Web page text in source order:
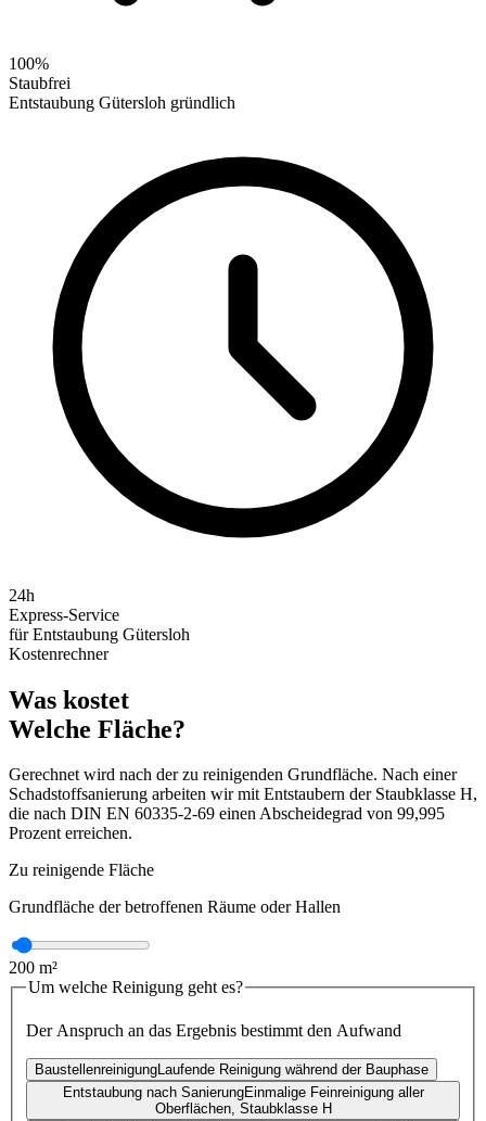
100%
Staubfrei
Entstaubung Gütersloh gründlich
24h
Express-Service
für Entstaubung Gütersloh
Kostenrechner
Was kostet
Welche Fläche?
Gerechnet wird nach der zu reinigenden Grundfläche. Nach einer
Schadstoffsanierung arbeiten wir mit Entstaubern der Staubklasse H,
die nach DIN EN 60335-2-69 einen Abscheidegrad von 99,995
Prozent erreichen.
Zu reinigende Fläche
Grundfläche der betroffenen Räume oder Hallen
200 m²
Um welche Reinigung geht es?
Der Anspruch an das Ergebnis bestimmt den Aufwand
BaustellenreinigungLaufende Reinigung während der Bauphase
Entstaubung nach SanierungEinmalige Feinreinigung aller
Oberflächen, Staubklasse H